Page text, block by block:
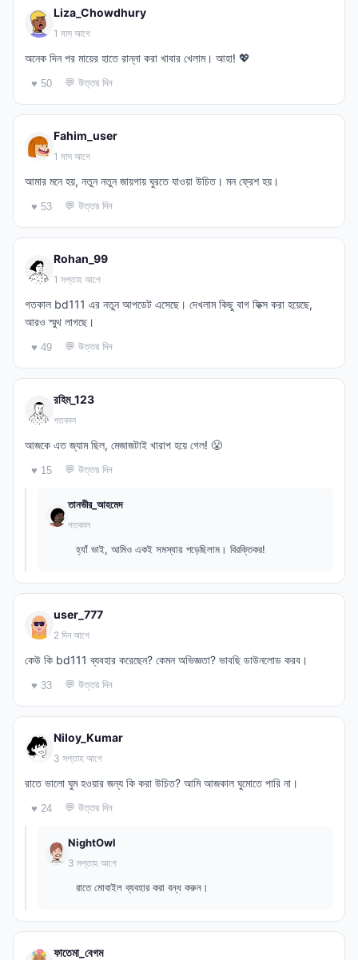
Liza_Chowdhury
1 মাস আগে
অনেক দিন পর মায়ের হাতে রান্না করা খাবার খেলাম। আহা! 💖
♥ 50 💬 উত্তর দিন
Fahim_user
1 মাস আগে
আমার মনে হয়, নতুন নতুন জায়গায় ঘুরতে যাওয়া উচিত। মন ফ্রেশ হয়।
♥ 53 💬 উত্তর দিন
Rohan_99
1 সপ্তাহ আগে
গতকাল bd111 এর নতুন আপডেট এসেছে। দেখলাম কিছু বাগ ফিক্স করা হয়েছে,
আরও স্মুথ লাগছে।
♥ 49 💬 উত্তর দিন
রহিম_123
গতকাল
আজকে এত জ্যাম ছিল, মেজাজটাই খারাপ হয়ে গেল! 😤
♥ 15 💬 উত্তর দিন
তানভীর_আহমেদ
গতকাল
হ্যাঁ ভাই, আমিও একই সমস্যায় পড়েছিলাম। বিরক্তিকর!
user_777
2 দিন আগে
কেউ কি bd111 ব্যবহার করেছেন? কেমন অভিজ্ঞতা? ভাবছি ডাউনলোড করব।
♥ 33 💬 উত্তর দিন
Niloy_Kumar
3 সপ্তাহ আগে
রাতে ভালো ঘুম হওয়ার জন্য কি করা উচিত? আমি আজকাল ঘুমোতে পারি না।
♥ 24 💬 উত্তর দিন
NightOwl
3 সপ্তাহ আগে
রাতে মোবাইল ব্যবহার করা বন্ধ করুন।
ফাতেমা_বেগম